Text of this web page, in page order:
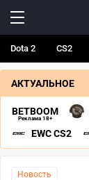
Dota 2 CS2
АКТУАЛЬНОЕ
BETBOOM
Реклама 18+
EWC CS2
Новость